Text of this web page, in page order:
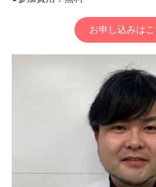
お申し込みはこ